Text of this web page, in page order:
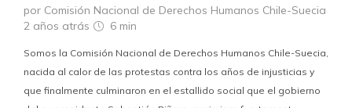
por Comisión Nacional de Derechos Humanos Chile-Suecia
2 años atrás
6 min
Somos la Comisión Nacional de Derechos Humanos Chile-Suecia,
nacida al calor de las protestas contra los años de injusticias y
que finalmente culminaron en el estallido social que el gobierno